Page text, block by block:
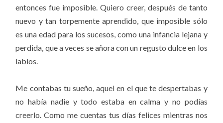
entonces fue imposible. Quiero creer, después de tanto
nuevo y tan torpemente aprendido, que imposible sólo
es una edad para los sucesos, como una infancia lejana y
perdida, que a veces se añora con un regusto dulce en los
labios.
Me contabas tu sueño, aquel en el que te despertabas y
no había nadie y todo estaba en calma y no podías
creerlo. Como me cuentas tus días felices mientras nos